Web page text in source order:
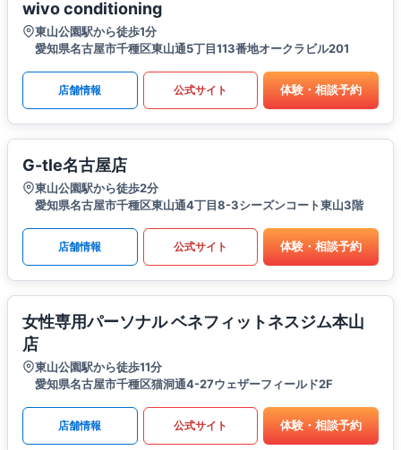
wivo conditioning
東山公園駅から徒歩1分
愛知県名古屋市千種区東山通5丁目113番地オークラビル201
店舗情報 公式サイト 体験・相談予約
G-tle名古屋店
東山公園駅から徒歩2分
愛知県名古屋市千種区東山通4丁目8-3シーズンコート東山3階
店舗情報 公式サイト 体験・相談予約
女性専用パーソナル ベネフィットネスジム本山
店
東山公園駅から徒歩11分
愛知県名古屋市千種区猫洞通4-27ウェザーフィールド2F
店舗情報 公式サイト 体験・相談予約